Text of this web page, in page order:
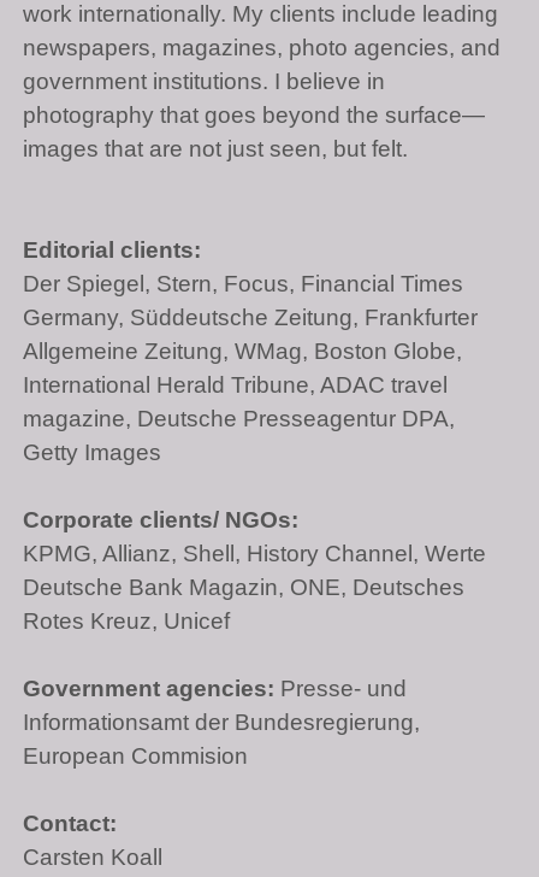
work internationally. My clients include leading
newspapers, magazines, photo agencies, and
government institutions. I believe in
photography that goes beyond the surface—
images that are not just seen, but felt.
Editorial clients:
Der Spiegel, Stern, Focus, Financial Times
Germany, Süddeutsche Zeitung, Frankfurter
Allgemeine Zeitung, WMag, Boston Globe,
International Herald Tribune,ADAC travel
magazine, Deutsche Presseagentur DPA,
Getty Images
Corporate clients/ NGOs:
KPMG, Allianz, Shell, History Channel, Werte
Deutsche Bank Magazin, ONE, Deutsches
Rotes Kreuz, Unicef
Government agencies: Presse- und
Informationsamt der Bundesregierung,
European Commision
Contact:
Carsten Koall